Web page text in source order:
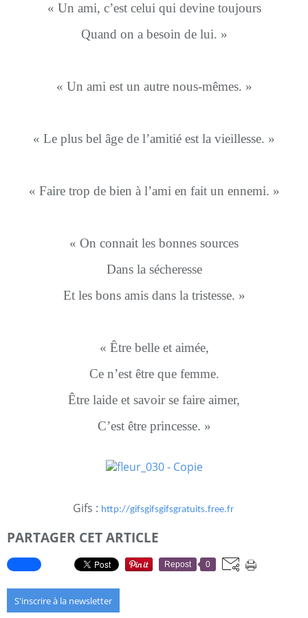
« Un ami, c’est celui qui devine toujours
Quand on a besoin de lui. »
« Un ami est un autre nous-mêmes. »
« Le plus bel âge de l’amitié est la vieillesse. »
« Faire trop de bien à l’ami en fait un ennemi. »
« On connait les bonnes sources
Dans la sécheresse
Et les bons amis dans la tristesse. »
« Être belle et aimée,
Ce n’est être que femme.
Être laide et savoir se faire aimer,
C’est être princesse. »
Gifs : http://gifsgifsgifsgratuits.free.fr
PARTAGER CET ARTICLE
Repost 0
S'inscrire à la newsletter